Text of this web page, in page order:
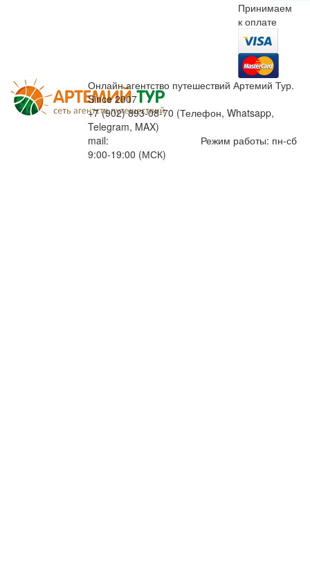
Принимаем
к оплате
Онлайн агентство путешествий Артемий Тур.
Since 2007
+7 (902) 893-08-70 (Телефон, Whatsapp,
Telegram, MAX)
mail:
Режим работы: пн-сб
9:00-19:00 (МСК)